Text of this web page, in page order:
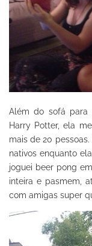
Além do sofá
Harry Potter, ela
mais de 20
nativos enquanto
joguei beer pong
inteira e pasmem,
com amigas super